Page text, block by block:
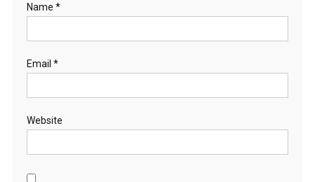
Name *
Email *
Website